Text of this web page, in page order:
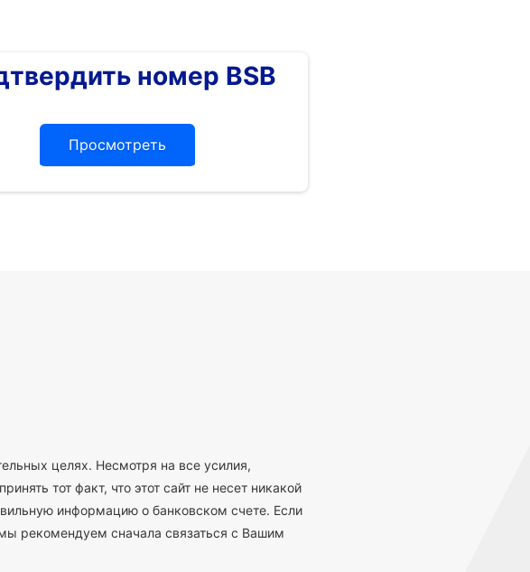
номер BSB
Просмотреть
целях. Несмотря на все усилия,
тот факт, что этот сайт не несет никакой
информацию о банковском счете. Если
рекомендуем сначала связаться с Вашим